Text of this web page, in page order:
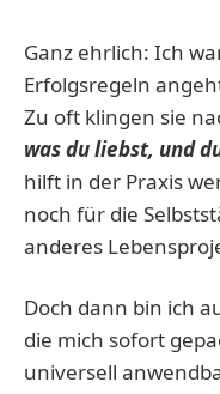
Ganz ehrlich: Ich
Erfolgsregeln
Zu oft klingen sie
was du liebst, und
hilft in der Praxis
noch für die
anderes
Doch dann bin ich
die mich sofort
universell